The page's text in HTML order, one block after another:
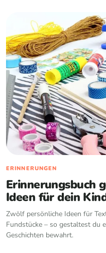
ERINNERUNGEN
Erinnerungsbuch
Ideen für dein
Zwölf persönliche Ideen für
Fundstücke – so gestaltest du
Geschichten bewahrt.